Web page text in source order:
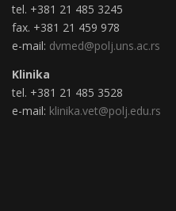
tel. +381 21 485 3245
fax. +381 21 459 978
e-mail: dvmed@polj.uns.ac.rs
Klinika
tel. +381 21 485 3528
e-mail: klinika.vet@polj.edu.rs